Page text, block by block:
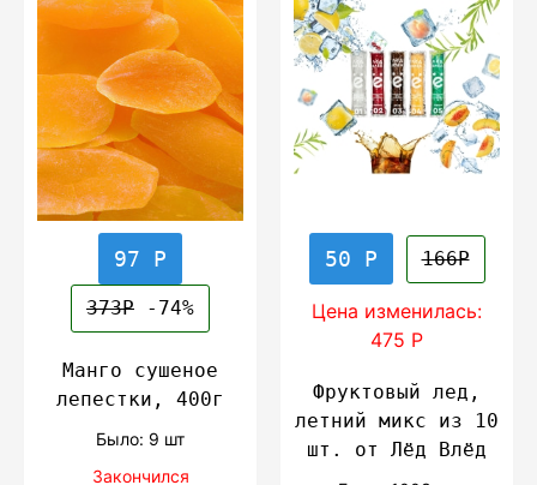
97 Р
373Р -74%
Манго сушеное
лепестки, 400г
Было: 9 шт
Закончился
50 Р 166Р
Цена изменилась:
475 Р
Фруктовый лед,
летний микс из 10
шт. от Лёд Влёд